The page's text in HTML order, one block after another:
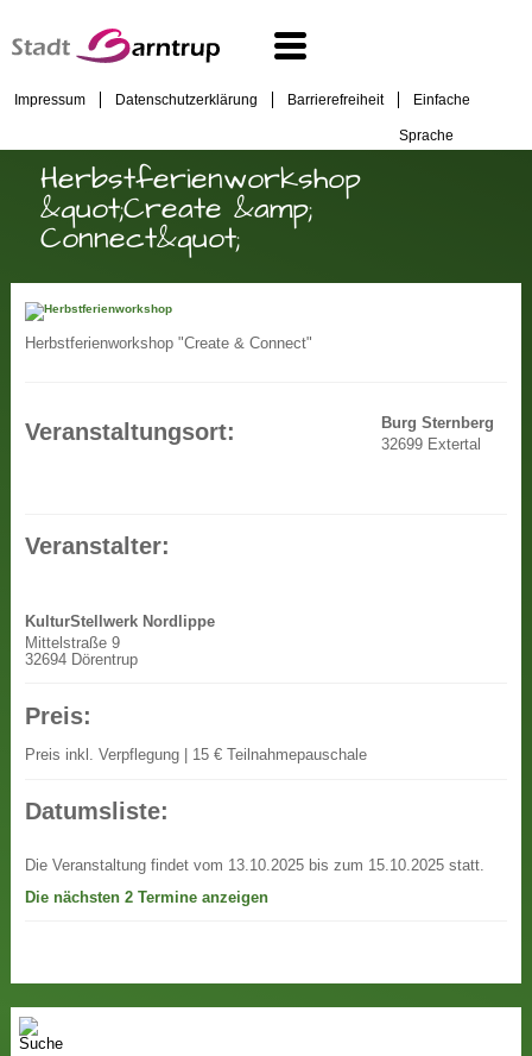
Impressum Datenschutzerklärung Barrierefreiheit Einfache
Sprache
Herbstferienworkshop
&quot;Create &amp;
Connect&quot;
Herbstferienworkshop "Create & Connect"
Veranstaltungsort:
Burg Sternberg
32699 Extertal
Veranstalter:
KulturStellwerk Nordlippe
Mittelstraße 9
32694 Dörentrup
Preis:
Preis inkl. Verpflegung | 15 € Teilnahmepauschale
Datumsliste:
Die Veranstaltung findet vom 13.10.2025 bis zum 15.10.2025 statt.
Die nächsten 2 Termine anzeigen